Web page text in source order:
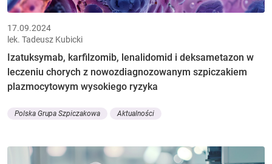
17.09.2024
lek. Tadeusz Kubicki
Izatuksymab, karfilzomib, lenalidomid i deksametazon w
leczeniu chorych z nowozdiagnozowanym szpiczakiem
plazmocytowym wysokiego ryzyka
Polska Grupa Szpiczakowa Aktualności